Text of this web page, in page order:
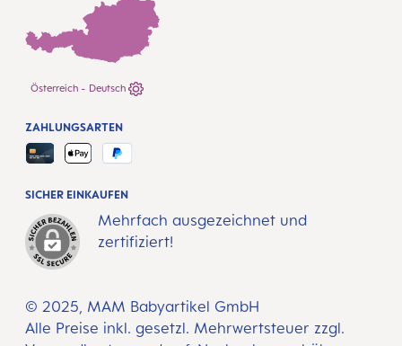
Österreich - Deutsch
© 2025, MAM Babyartikel GmbH
Alle Preise inkl. gesetzl. Mehrwertsteuer zzgl.
SICHER EINKAUFEN
Mehrfach ausgezeichnet und
zertifiziert!
ZAHLUNGSARTEN